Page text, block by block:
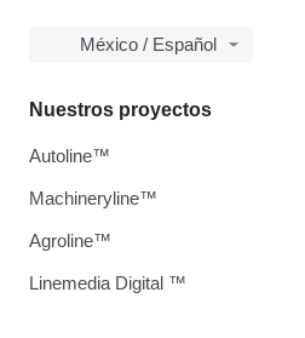
México / Español
Nuestros proyectos
Autoline™
Machineryline™
Agroline™
Linemedia Digital ™